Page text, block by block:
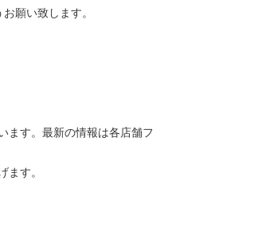
願い致します。
ます。最新の情報は各店舗フ
ます。